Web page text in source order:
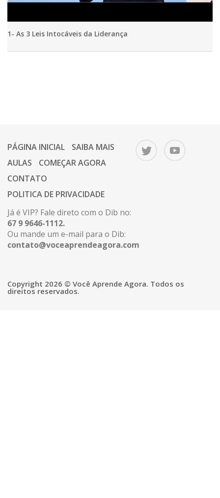
1- As 3 Leis Intocáveis da Liderança
PÁGINA INICIAL
SAIBA MAIS
AULAS
COMEÇAR AGORA
CONTATO
POLITICA DE PRIVACIDADE
Já é VIP? Fale direto com o Dib no:
67 9 9646-1112.
Ou mande um e-mail para o Dib:
contato@voceaprendeagora.com
Copyright 2026 © Você Aprende Agora. Todos os
direitos reservados.